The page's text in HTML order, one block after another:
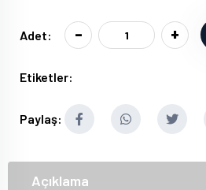
Adet: - +
Etiketler:
Paylaş:
Açıklama